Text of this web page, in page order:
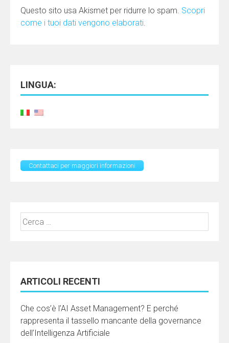
Questo sito usa Akismet per ridurre lo spam. Scopri
come i tuoi dati vengono elaborati.
LINGUA:
Contattaci per maggiori informazioni
Ricerca
per:
ARTICOLI RECENTI
Che cos’è l’AI Asset Management? E perché
rappresenta il tassello mancante della governance
dell’Intelligenza Artificiale